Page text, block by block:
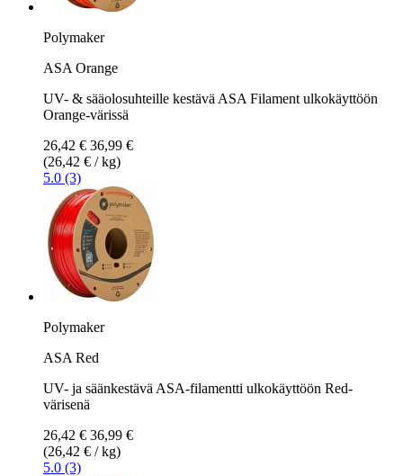
Polymaker
ASA Orange
UV- & sääolosuhteille kestävä ASA Filament ulkokäyttöön
Orange-värissä
26,42 € 36,99 €
(26,42 € / kg)
5.0 (3)
Polymaker
ASA Red
UV- ja säänkestävä ASA-filamentti ulkokäyttöön Red-
värisenä
26,42 € 36,99 €
(26,42 € / kg)
5.0 (3)